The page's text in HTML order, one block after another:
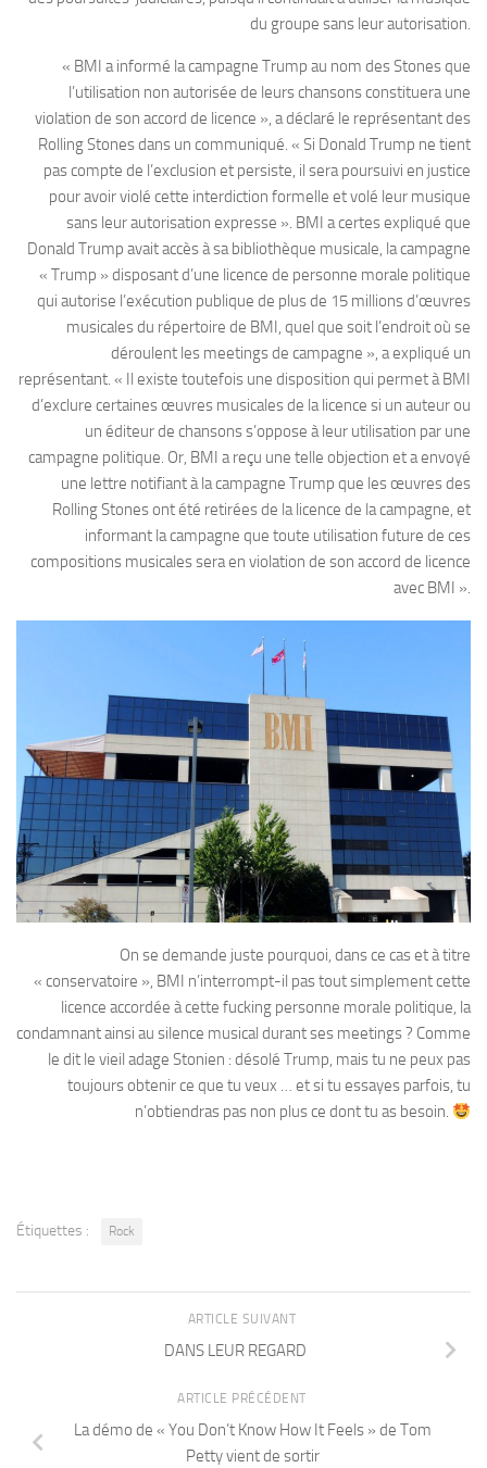
du groupe sans leur autorisation.
« BMI a informé la campagne Trump au nom des Stones que
l’utilisation non autorisée de leurs chansons constituera une
violation de son accord de licence », a déclaré le représentant des
Rolling Stones dans un communiqué. « Si Donald Trump ne tient
pas compte de l’exclusion et persiste, il sera poursuivi en justice
pour avoir violé cette interdiction formelle et volé leur musique
sans leur autorisation expresse ». BMI a certes expliqué que
Donald Trump avait accès à sa bibliothèque musicale, la campagne
« Trump » disposant d’une licence de personne morale politique
qui autorise l’exécution publique de plus de 15 millions d’œuvres
musicales du répertoire de BMI, quel que soit l’endroit où se
déroulent les meetings de campagne », a expliqué un
représentant. « Il existe toutefois une disposition qui permet à BMI
d’exclure certaines œuvres musicales de la licence si un auteur ou
un éditeur de chansons s’oppose à leur utilisation par une
campagne politique. Or, BMI a reçu une telle objection et a envoyé
une lettre notifiant à la campagne Trump que les œuvres des
Rolling Stones ont été retirées de la licence de la campagne, et
informant la campagne que toute utilisation future de ces
compositions musicales sera en violation de son accord de licence
avec BMI ».
On se demande juste pourquoi, dans ce cas et à titre
« conservatoire », BMI n’interrompt-il pas tout simplement cette
licence accordée à cette fucking personne morale politique, la
condamnant ainsi au silence musical durant ses meetings ? Comme
le dit le vieil adage Stonien : désolé Trump, mais tu ne peux pas
toujours obtenir ce que tu veux … et si tu essayes parfois, tu
n’obtiendras pas non plus ce dont tu as besoin.
Étiquettes : Rock
ARTICLE SUIVANT
DANS LEUR REGARD
ARTICLE PRÉCÉDENT
La démo de « You Don’t Know How It Feels » de Tom
Petty vient de sortir